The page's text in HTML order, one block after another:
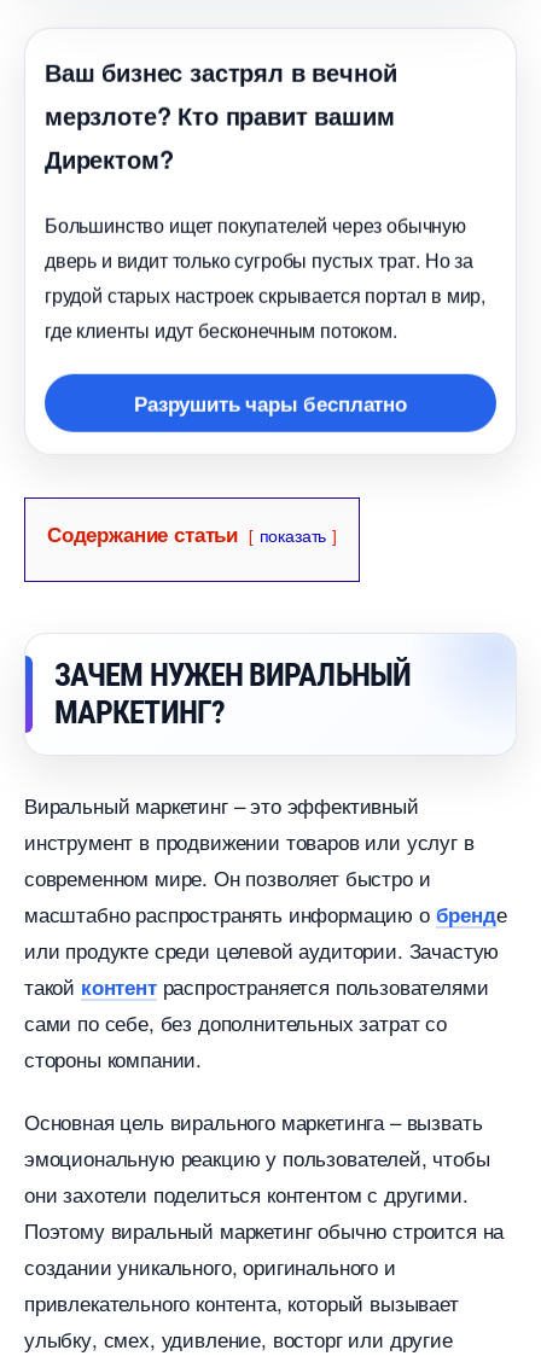
аш бизнес застрял в вечной
мерзлоте? Кто правит вашим
Директом?
Большинство ищет покупателей через обычную
дверь и видит только сугробы пустых трат. Но за
рудой старых настроек скрывается портал в мир,
де клиенты идут бесконечным потоком.
Разрушить чары бесплатно
Содержание статьи показать
ЗАЧЕМ НУЖЕН ВИРАЛЬНЫЙ
МАРКЕТИНГ?
иральный маркетинг – это эффективный
инструмент в продвижении товаров или услу
современном мире. Он позволяет быстро и
масштабно распространять информацию о ренде
или продукте среди целевой аудитории. Зачастую
такой контентраспространяется пользователями
сами по себе, без дополнительных затрат со
стороны компании.
Основная цель вирального маркетинга – вызвать
эмоциональную реакцию у пользователей, чтобы
они захотели поделиться контентом с другими.
Поэтому виральный маркетинг обычно строится на
создании уникального, оригинального и
привлекательного контента, который вызывает
улыбку, смех, удивление, восторг или другие